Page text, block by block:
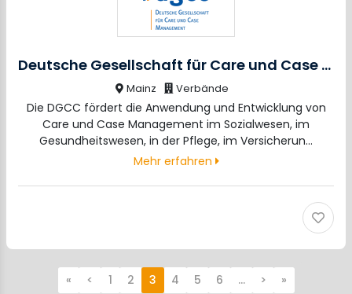
Deutsche Gesellschaft für Care und Case Management
Mainz Verbände
Die DGCC fördert die Anwendung und Entwicklung von
Care und Case Management im Sozialwesen, im
Gesundheitswesen, in der Pflege, im Versicherun…
Mehr erfahren
« < 1 2 3 4 5 6 … > »